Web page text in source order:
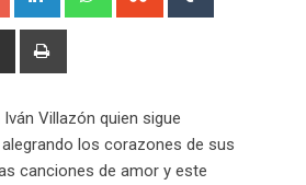
Share
Villazón quien sigue
los corazones de sus
canciones de amor y este